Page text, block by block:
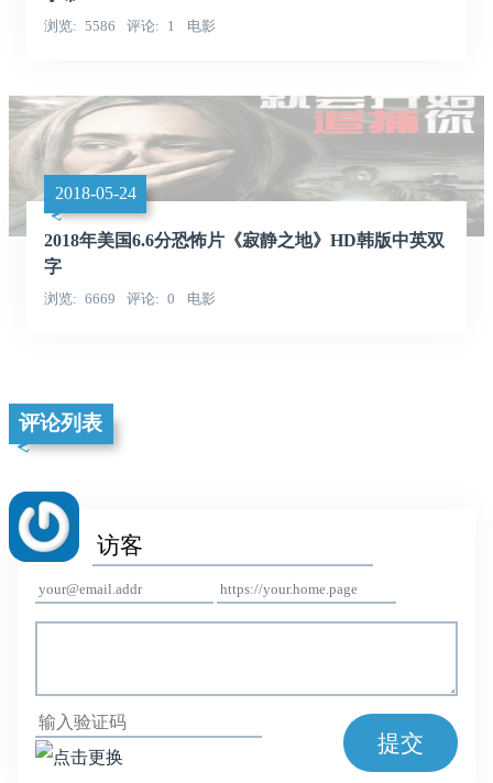
浏览 5586 评论 1 电影
2018-05-24
2018年美国6.6分恐怖片《寂静之地》HD韩版中英双
字
浏览 6669 评论 0 电影
评论列表
提交